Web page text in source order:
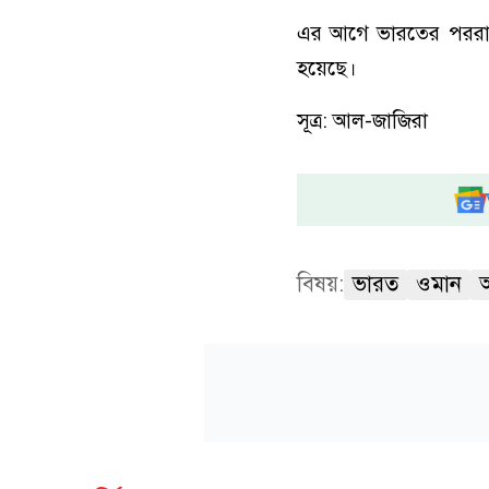
এর আগে ভারতের
হয়েছে।
সূত্র: আল-জাজিরা
বিষয়: ভারত ওমান